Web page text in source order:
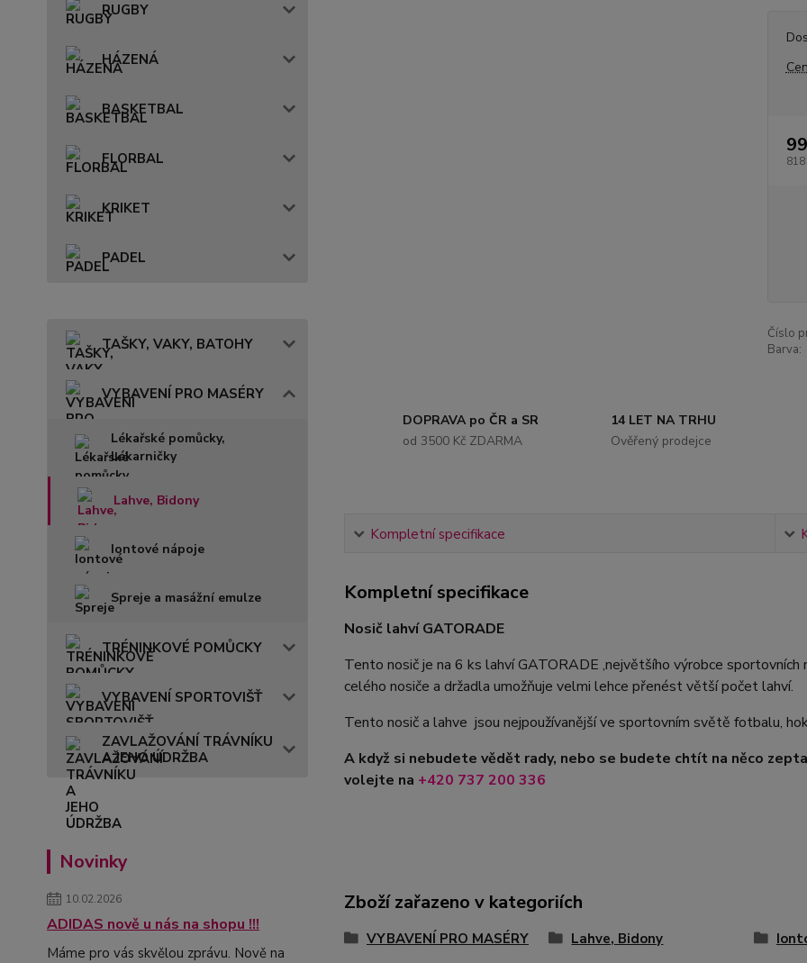
RUGBY
HÁZENÁ
BASKETBAL
FLORBAL
KRIKET
PADEL
TAŠKY, VAKY, BATOHY
VYBAVENÍ PRO MASÉRY
Lékařské pomůcky,
Lékarničky
Lahve, Bidony
Iontové nápoje
Spreje a masážní emulze
TRÉNINKOVÉ POMŮCKY
VYBAVENÍ SPORTOVIŠŤ
ZAVLAŽOVÁNÍ TRÁVNÍKU
A JEHO ÚDRŽBA
Novinky
10.02.2026
ADIDAS nově u nás na shopu !!!
Máme pro vás skvělou zprávu. Nově na
818
Číslo
Barva:
DOPRAVA po ČR a SR
od 3500 Kč ZDARMA
14 LET NA TRHU
Ověřený prodejce
Kompletní specifikace
Kompletní specifikace
Nosič lahví GATORADE
Tento nosič je na 6 ks lahví GATORADE ,největšího výrobce
celého nosiče a držadla umožňuje velmi lehce přenést větší počet lahví.
Tento nosič a lahve jsou nejpoužívanější ve sportovním světě fotbalu,
A když si nebudete vědět rady, nebo se budete chtít na něco
volejte na +420 737 200 336
Zboží zařazeno v kategoriích
VYBAVENÍ PRO MASÉRY Lahve, Bidony